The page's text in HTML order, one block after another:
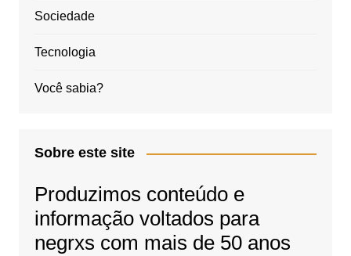
Sociedade
Tecnologia
Você sabia?
Sobre este site
Produzimos conteúdo e
informação voltados para
negrxs com mais de 50 anos